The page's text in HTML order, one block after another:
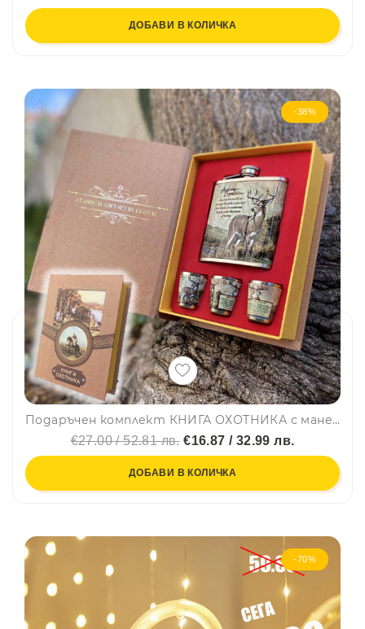
ДОБАВИ В КОЛИЧКА
-38%
Подаръчен комплект КНИГА ОХОТНИКА с манерка за алкохол и 3 шота, ЕЛЕН, FH24
€27.00 / 52.81 лв.€16.87 / 32.99 лв.
ДОБАВИ В КОЛИЧКА
-70%